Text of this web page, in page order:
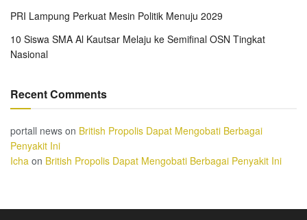
PRI Lampung Perkuat Mesin Politik Menuju 2029
10 Siswa SMA Al Kautsar Melaju ke Semifinal OSN Tingkat
Nasional
Recent Comments
portall news on British Propolis Dapat Mengobati Berbagai
Penyakit Ini
Icha on British Propolis Dapat Mengobati Berbagai Penyakit Ini